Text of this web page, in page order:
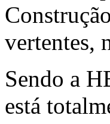
vertentes,
Sendo a
está